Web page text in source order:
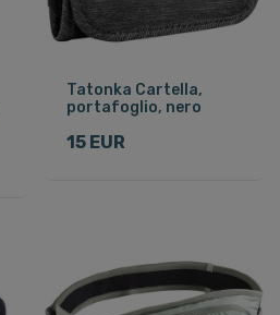
Tatonka Cartella,
portafoglio, nero
15 EUR